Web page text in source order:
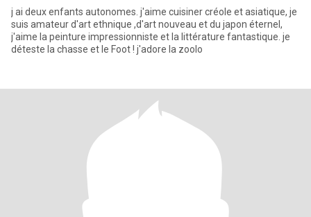
j ai deux enfants autonomes. j'aime cuisiner créole et asiatique, je
suis amateur d'art ethnique ,d'art nouveau et du japon éternel,
j'aime la peinture impressionniste et la littérature fantastique. je
déteste la chasse et le Foot ! j'adore la zoolo